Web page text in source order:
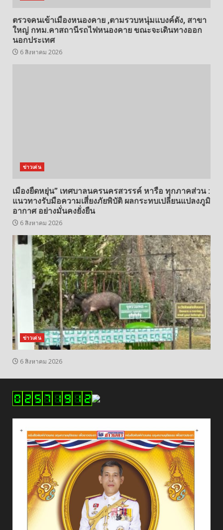
ตรวจคนเข้าเมืองหนองคาย ,ตามรวบหนุ่มแบงค์ดัง, สาขา
ใหญ่ กทม.คาสถานีรถไฟหนองคาย ขณะจะเดินทางออก
นอกประเทศ
6 สิงหาคม 2026
ข่าวเด่น
เมืองยืดหยุ่น” เทศบาลนครนครสวรรค์ หารือ ทุกภาคส่วน :
แนวทางรับมือความเสี่ยงภัยพิบัติ ผลกระทบเปลี่ยนแปลงภูมิ
อากาศ อย่างมั่นคงยั่งยืน
6 สิงหาคม 2026
ข่าวเด่น
6 สิงหาคม 2026